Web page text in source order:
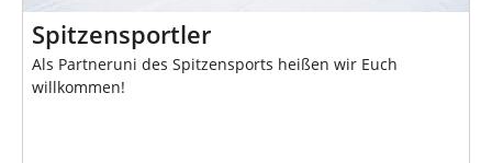
Spitzensportler
Als Partneruni des Spitzensports heißen wir Euch
willkommen!